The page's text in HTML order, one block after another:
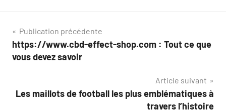
Navigation
de
Publication précédente
https://www.cbd-effect-shop.com : Tout ce que
vous devez savoir
Article suivant
Les maillots de football les plus emblématiques à
travers l’histoire